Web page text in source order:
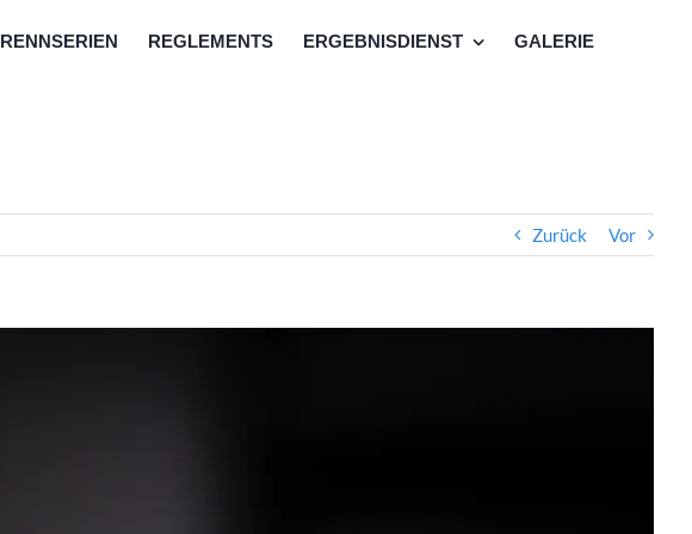
RENNSERIEN REGLEMENTS ERGEBNISDIENST GALERIE
Zurück Vor